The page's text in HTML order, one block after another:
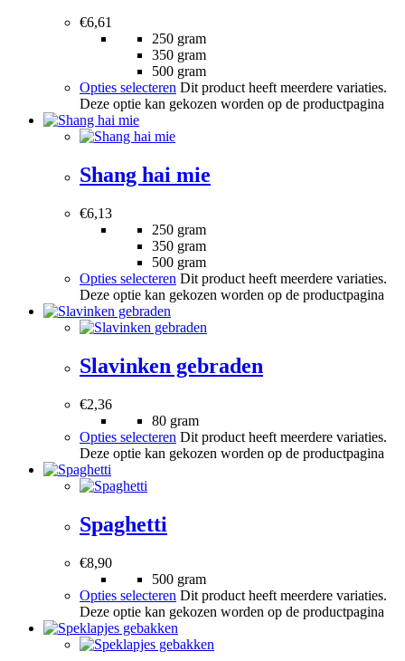
€6,61
250 gram
350 gram
500 gram
Opties selecteren Dit product heeft meerdere variaties.
Deze optie kan gekozen worden op de productpagina
Shang hai mie
€6,13
250 gram
350 gram
500 gram
Opties selecteren Dit product heeft meerdere variaties.
Deze optie kan gekozen worden op de productpagina
Slavinken gebraden
€2,36
80 gram
Opties selecteren Dit product heeft meerdere variaties.
Deze optie kan gekozen worden op de productpagina
Spaghetti
€8,90
500 gram
Opties selecteren Dit product heeft meerdere variaties.
Deze optie kan gekozen worden op de productpagina